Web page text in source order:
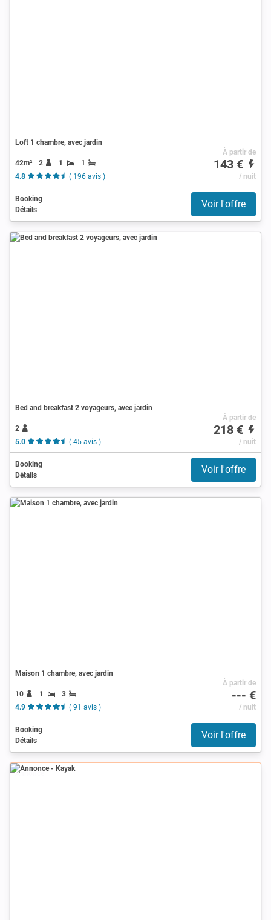
Loft 1 chambre, avec jardin
42m² 2 1
1
4.8
( 196 avis )
À partir de
143 €
/ nuit
Booking
Détails
Voir l'offre
Bed and breakfast 2 voyageurs, avec jardin
2
5.0
( 45 avis )
À partir de
218 €
/ nuit
Booking
Détails
Voir l'offre
Maison 1 chambre, avec jardin
10 1
3
4.9
( 91 avis )
À partir de
--- €
/ nuit
Booking
Détails
Voir l'offre
Annonce